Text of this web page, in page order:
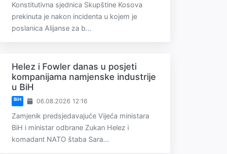
Konstitutivna sjednica Skupštine Kosova
prekinuta je nakon incidenta u kojem je
poslanica Alijanse za b...
Helez i Fowler danas u posjeti
kompanijama namjenske industrije
u BiH
BiH 06.08.2026 12:16
Zamjenik predsjedavajuće Vijeća ministara
BiH i ministar odbrane Zukan Helez i
komadant NATO štaba Sara...